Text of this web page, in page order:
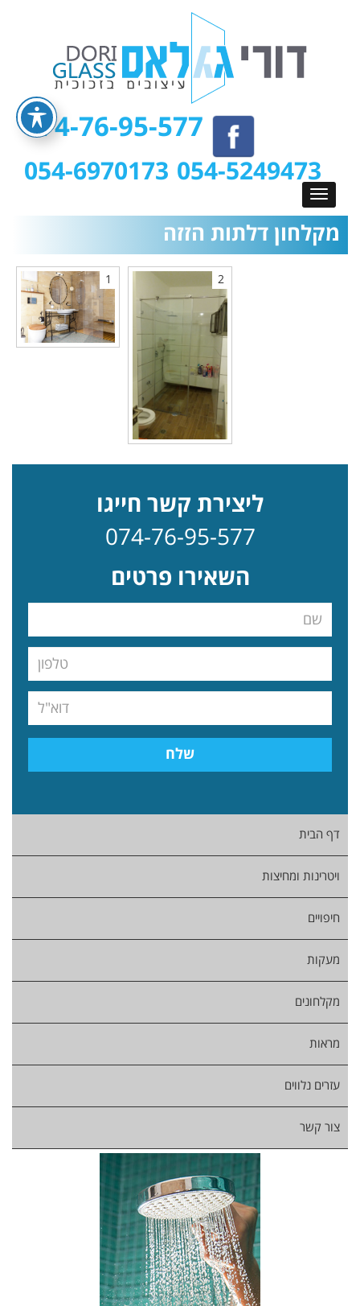
074-76-95-577
054-6970173 054-5249473
מקלחון דלתות הזזה
1 2
ליצירת קשר חייגו
074-76-95-577
השאירו פרטים
דף הבית
ויטרינות ומחיצות
חיפויים
מעקות
מקלחונים
מראות
עזרים נלווים
צור קשר